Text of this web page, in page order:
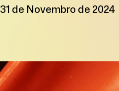
31 de Novembro de 2024